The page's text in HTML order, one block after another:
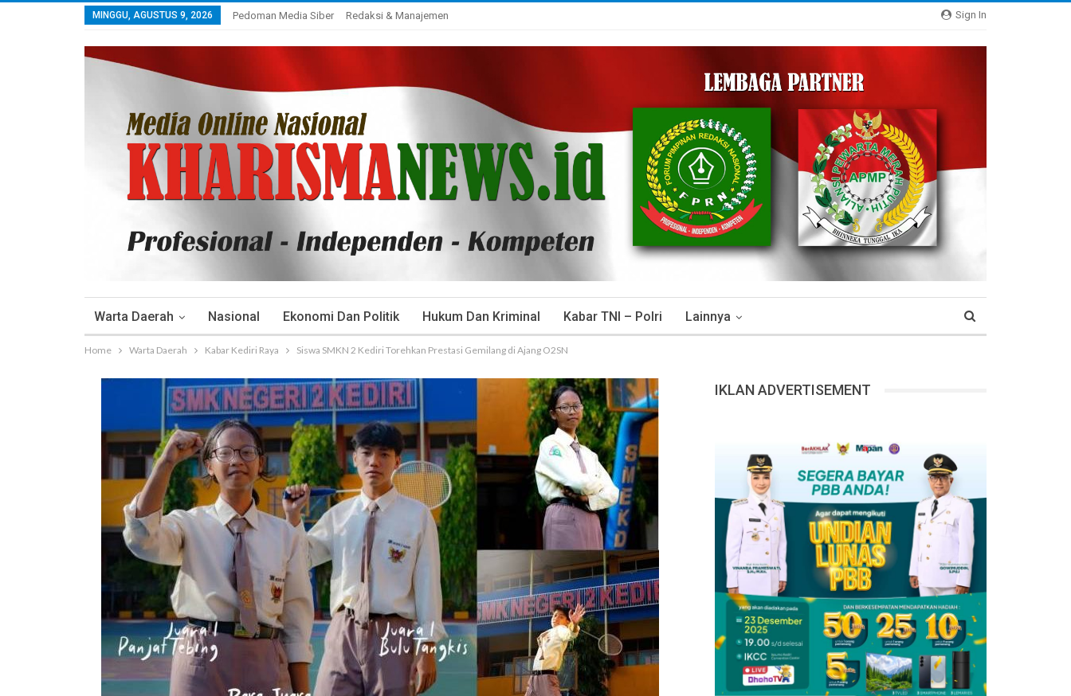
Sign In
MINGGU, AGUSTUS 9, 2026 Pedoman Media Siber Redaksi & Manajemen
Warta Daerah Nasional Ekonomi Dan Politik Hukum Dan Kriminal Kabar TNI – Polri Lainnya
Home Warta Daerah Kabar Kediri Raya Siswa SMKN 2 Kediri Torehkan Prestasi Gemilang di Ajang O2SN
IKLAN ADVERTISEMENT